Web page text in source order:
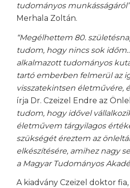
tudományos munkásságáról”
Merhala Zoltán.
“Megélhettem 80.
tudom, hogy nincs sok
alkalmazott tudományos
tartó emberben felmerül az
visszatekintsen életművére,
írja Dr. Czeizel Endre az
tudom, hogy idővel
életművem tárgyilagos
szükségét éreztem az
elkészítésére, amihez nagy
a Magyar Tudományos
A kiadvány Czeizel doktor fia,